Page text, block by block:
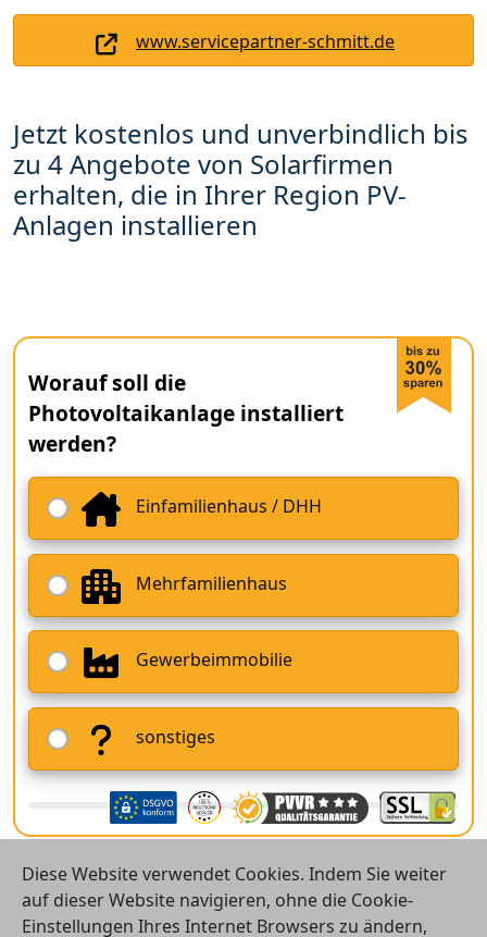
www.servicepartner-schmitt.de
Jetzt kostenlos und unverbindlich bis
zu 4 Angebote von Solarfirmen
erhalten, die in Ihrer Region PV-
Anlagen installieren
Worauf soll die
Photovoltaikanlage installiert
werden?
Einfamilienhaus / DHH
Mehrfamilienhaus
Gewerbeimmobilie
sonstiges
Diese Website verwendet Cookies. Indem Sie weiter
auf dieser Website navigieren, ohne die Cookie-
Einstellungen Ihres Internet Browsers zu ändern,